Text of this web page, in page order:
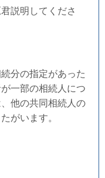
説明してくださ
分の指定があった
一部の相続人につ
他の共同相続人の
がいます。